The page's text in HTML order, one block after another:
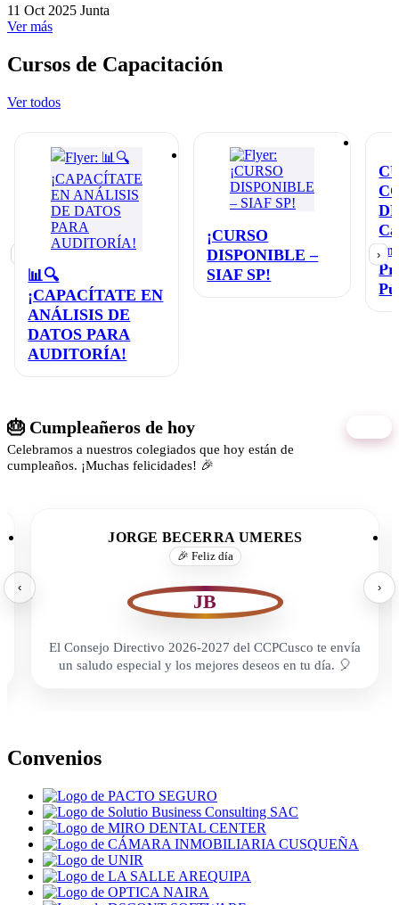
11 Oct 2025 Junta
Ver más
Cursos de Capacitación
Ver todos
📊🔍
¡CAPACÍTATE EN
ANÁLISIS DE
DATOS PARA
AUDITORÍA!
¡CURSO
DISPONIBLE –
SIAF SP!
en
›
🎂 Cumpleañeros de hoy
Celebramos a nuestros colegiados que hoy están de
cumpleaños. ¡Muchas felicidades! 🎉
‹
JORGE BECERRA UMERES
🎉 Feliz día
JB
El Consejo Directivo 2026-2027 del CCPCusco te envía
un saludo especial y los mejores deseos en tu día. 🎈
›
Convenios